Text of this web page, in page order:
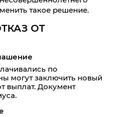
такое решение.
ОТ
по
могут заключить новый
выплат. Документ